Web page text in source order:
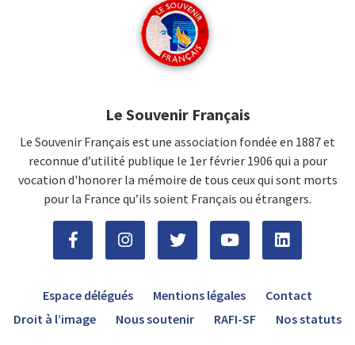
Le Souvenir Français
Le Souvenir Français est une association fondée en 1887 et
reconnue d’utilité publique le 1er février 1906 qui a pour
vocation d'honorer la mémoire de tous ceux qui sont morts
pour la France qu’ils soient Français ou étrangers.
Espace délégués Mentions légales
Contact
Droit à l’image
Nous soutenir RAFI-SF Nos statuts